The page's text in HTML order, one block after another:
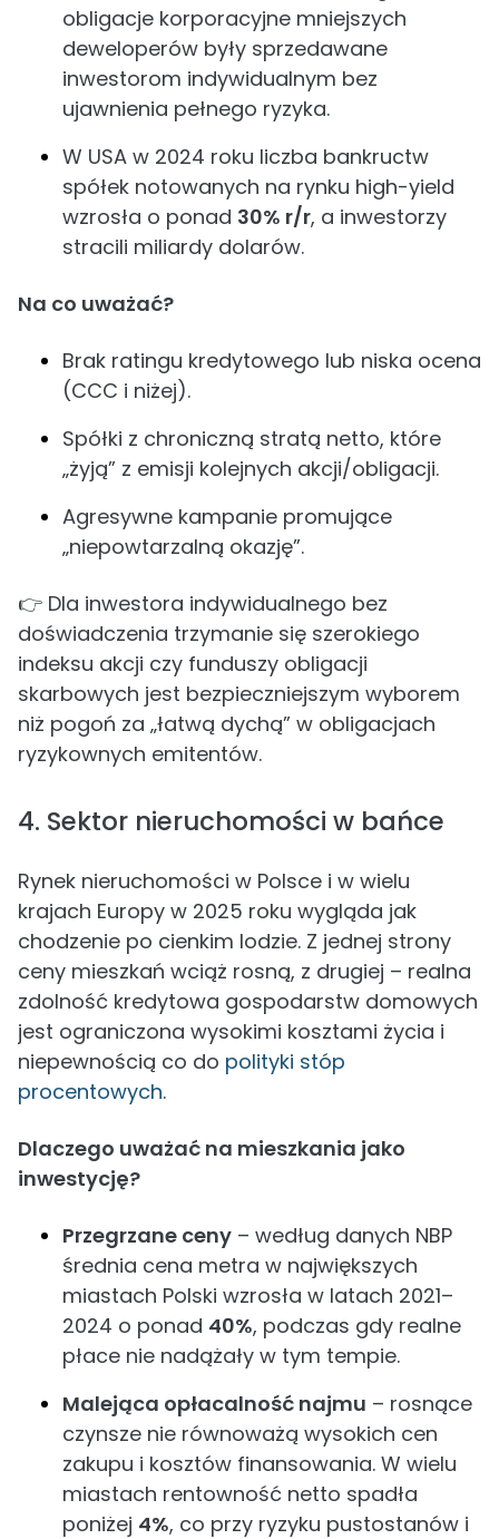
obligacje korporacyjne mniejszych
deweloperów były sprzedawane
inwestorom indywidualnym bez
ujawnienia pełnego ryzyka.
W USA w 2024 roku liczba bankructw
spółek notowanych na rynku high-yield
wzrosła o ponad 30% r/r, a inwestorzy
stracili miliardy dolarów.
Na co uważać?
Brak ratingu kredytowego lub niska ocena
(CCC i niżej).
Spółki z chroniczną stratą netto, które
„żyją” z emisji kolejnych akcji/obligacji.
Agresywne kampanie promujące
„niepowtarzalną okazję”.
👉 Dla inwestora indywidualnego bez
doświadczenia trzymanie się szerokiego
indeksu akcji czy funduszy obligacji
skarbowych jest bezpieczniejszym wyborem
niż pogoń za „łatwą dychą” w obligacjach
ryzykownych emitentów.
4. Sektor nieruchomości w bańce
Rynek nieruchomości w Polsce i w wielu
krajach Europy w 2025 roku wygląda jak
chodzenie po cienkim lodzie. Z jednej strony
ceny mieszkań wciąż rosną, z drugiej – realna
zdolność kredytowa gospodarstw domowych
jest ograniczona wysokimi kosztami życia i
niepewnością co do polityki stóp
procentowych.
Dlaczego uważać na mieszkania jako
inwestycję?
Przegrzane ceny – według danych NBP
średnia cena metra w największych
miastach Polski wzrosła w latach 2021–
2024 o ponad 40%, podczas gdy realne
płace nie nadążały w tym tempie.
Malejąca opłacalność najmu – rosnące
czynsze nie równoważą wysokich cen
zakupu i kosztów finansowania. W wielu
miastach rentowność netto spadła
poniżej 4%, co przy ryzyku pustostanów i